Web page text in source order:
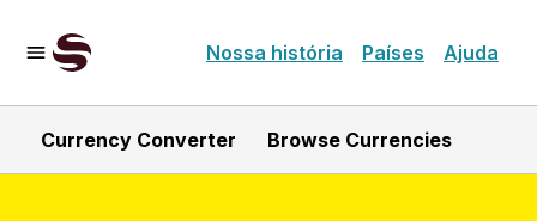
Nossa história Países Ajuda
Currency Converter Browse Currencies